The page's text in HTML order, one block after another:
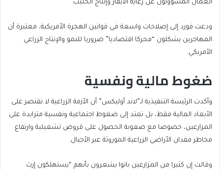
العمال المسؤولون عن رعاية الأبقار وإنتاج الحليب.
ودعت فورد إلى إصلاحات واسعة في قوانين الهجرة الأمريكية، معتبرة أن
المهاجرين يشكلون “محركا اقتصاديا” ضروريا للنمو والإنتاج الزراعي
الأمريكي.
ضغوط مالية ونفسية
وأكدت الرئيسة التنفيذية لـ”لاند أوليكس” أن الأزمة الزراعية لا تقتصر على
الأبعاد المالية فقط، بل تمتد إلى ضغوط اجتماعية ونفسية متزايدة على
المزارعين، خصوصا مع صعوبة الحصول على قروض تشغيلية وارتفاع
مخاطر فقدان الأراضي الزراعية الموروثة عبر الأجيال.
وقالت إن كثيرا من المزارعين باتوا يشعرون بأنهم “يستهلكون إرث